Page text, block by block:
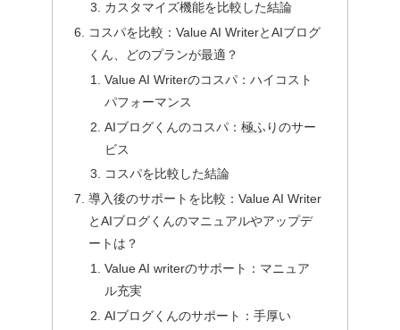
カスタマイズ機能を比較した結論
コスパを比較：Value AI WriterとAIブログ
くん、どのプランが最適？
Value AI Writerのコスパ：ハイコスト
パフォーマンス
AIブログくんのコスパ：極ふりのサー
ビス
コスパを比較した結論
導入後のサポートを比較：Value AI Writer
とAIブログくんのマニュアルやアップデ
ートは？
Value AI writerのサポート：マニュア
ル充実
AIブログくんのサポート：手厚い